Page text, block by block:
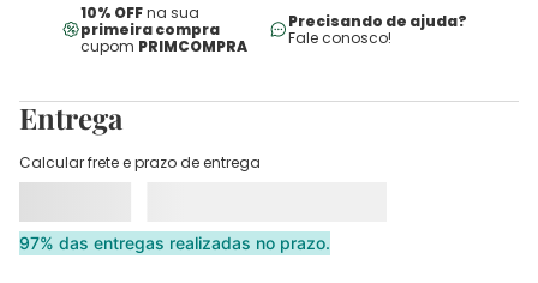
10% OFFna sua
primeira compra
cupom PRIMCOMPRA
Precisando de ajuda?
Fale conosco!
Entrega
Calcular frete e prazo de entrega
97% das entregas realizadas no prazo.